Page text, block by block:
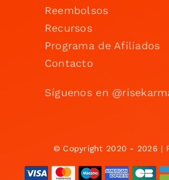
Reembolsos
Recursos
Programa de Afiliados
Contacto
Síguenos en
© Copyright 2020 - 2026 |